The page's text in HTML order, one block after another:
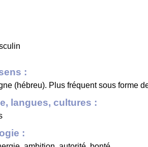
:
(hébreu). Plus fréquent sous forme
langues, cultures :
: